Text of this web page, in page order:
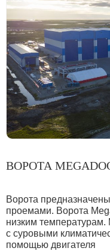
ВОРОТА
Ворота
проемами. Ворота
низким температурам.
с суровыми
помощью двигателя